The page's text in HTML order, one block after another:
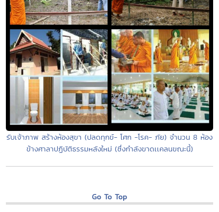
รับเจ้าภาพ สร้างห้องสุขา (ปลดทุกข์- โศก -โรค- ภัย) จำนวน 8 ห้อง
ข้างศาลาปฏิบัติธรรมหลังใหม่ (ซึ่งกำลังขาดเเคลนขณะนี้)
Go To Top